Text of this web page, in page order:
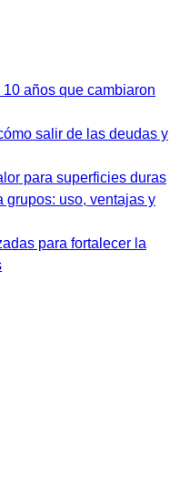
años que cambiaron
salir de las deudas y
para superficies duras
grupos: uso, ventajas y
para fortalecer la